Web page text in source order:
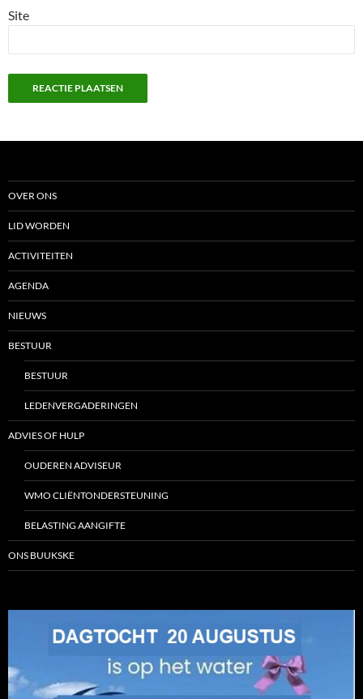
Site
OVER ONS
LID WORDEN
ACTIVITEITEN
AGENDA
NIEUWS
BESTUUR
BESTUUR
LEDENVERGADERINGEN
ADVIES OF HULP
OUDEREN ADVISEUR
WMO CLIËNTONDERSTEUNING
BELASTING AANGIFTE
ONS BUUKSKE